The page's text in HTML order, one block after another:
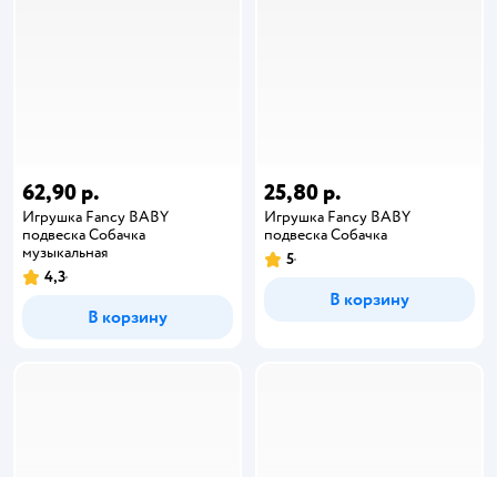
62,90 р.
Игрушка Fancy BABY
подвеска Собачка
музыкальная
4,3
В корзину
25,80 р.
Игрушка Fancy BABY
подвеска Собачка
5
В корзину